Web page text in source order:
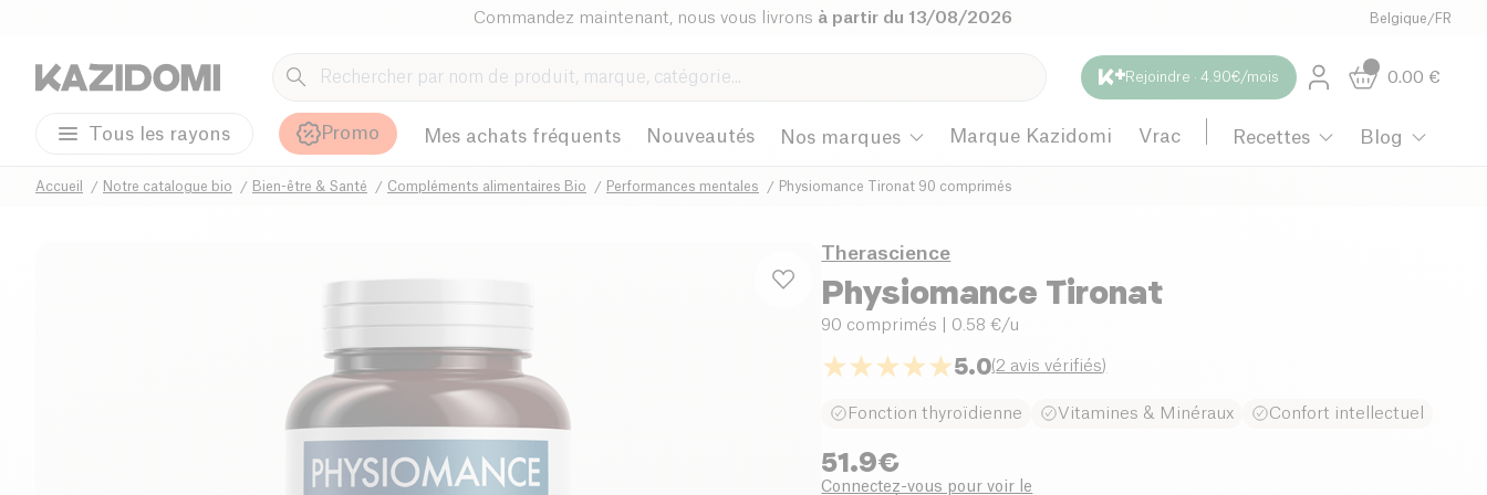
Commandez maintenant, nous vous livrons à partir du 13/08/2026 Belgique /FR
Rejoindre · 4.90€/mois 0.00 €
Tous les rayons Promo Mes achats fréquents Nouveautés Nos marques Marque Kazidomi Vrac Recettes Blog
Accueil Notre catalogue bio Bien-être & Santé Compléments alimentaires Bio Performances mentales Physiomance Tironat 90 comprimés
Therascience
Physiomance Tironat
90 comprimés | 0.58 €/u
5.0(2 avis vérifiés)
Fonction thyroïdienne Vitamines & Minéraux Confort intellectuel
51.9€
Connectez-vous pour voir le